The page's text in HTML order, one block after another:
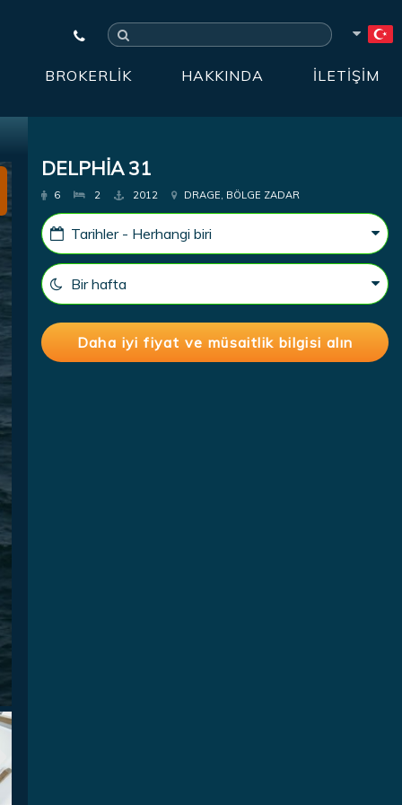
BROKERLIK HAKKINDA İLETIŞIM
DELPHIA 31
6 2 2012 DRAGE, BÖLGE ZADAR